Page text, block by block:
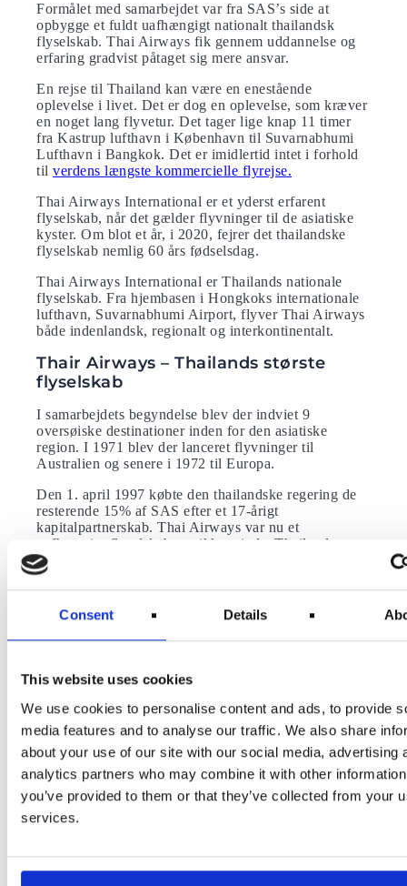
Consent Details
This website uses cookies
We use cookies to personalise content and ads, to provide
media features and to analyse our traffic. We also share
about your use of our site with our social media, advertising
analytics partners who may combine it with other
you’ve provided to them or that they’ve collected from your
services.
Formålet med samarbejdet var fra SAS’s side at
opbygge et fuldt uafhængigt nationalt thailandsk
flyselskab. Thai Airways fik gennem uddannelse og
erfaring gradvist påtaget sig mere ansvar.
En rejse til Thailand kan være en enestående
oplevelse i livet. Det er dog en oplevelse, som kræver
en noget lang flyvetur. Det tager lige knap 11 timer
fra Kastrup lufthavn i København til Suvarnabhumi
Lufthavn i Bangkok. Det er imidlertid intet i forhold
til verdens længste kommercielle flyrejse.
Thai Airways International er et yderst erfarent
flyselskab, når det gælder flyvninger til de asiatiske
kyster. Om blot et år, i 2020, fejrer det thailandske
flyselskab nemlig 60 års fødselsdag.
Thai Airways International er Thailands nationale
flyselskab. Fra hjembasen i Hongkoks internationale
lufthavn, Suvarnabhumi Airport, flyver Thai Airways
både indenlandsk, regionalt og interkontinentalt.
Thair Airways – Thailands største
flyselskab
I samarbejdets begyndelse blev der indviet 9
oversøiske destinationer inden for den asiatiske
region. I 1971 blev der lanceret flyvninger til
Australien og senere i 1972 til Europa.
Den 1. april 1997 købte den thailandske regering de
resterende 15% af SAS efter et 17-årigt
kapitalpartnerskab. Thai Airways var nu et
uafhængigt flyselskab, og ikke mindst Thailands
største flyselskab
Efterfølgende fik Thai Airways International
godkendelse fra den thailandske regering til at operere
som det nationale luftfartsselskab, hvilket gav Thai
Airways ansvaret for alle kommercielle flyvninger,
Thai Airways International er i dag et børsnoteret
selskab, hvori den thailandske regering ejer 50% af
Thai Airways er medlem af Star
Alliance
SAS og Thai Airways samarbejder dog stadig
regelmæssigt, da de begge er medlemmer af Star
Star Alliance er verdens største netværk af